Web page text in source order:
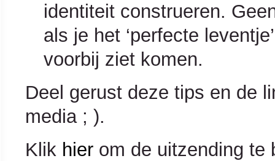
identiteit construeren.
als je het ‘perfecte
voorbij ziet komen.
Deel gerust deze tips en de
media ; ).
Klik hier om de uitzending te